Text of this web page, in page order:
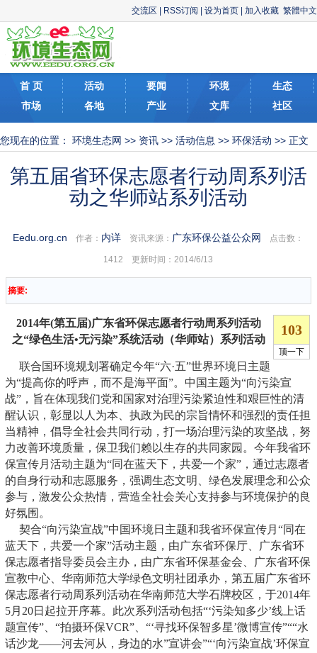
交流区 RSS订阅 设为首页 加入收藏 繁體中文
首 页 活动 要闻 环境
生态
市场
各地 产业 文库 社区
您现在的位置： 环境生态网 >> 资讯 >> 活动信息 >> 环保活动 >> 正文
第五届省环保志愿者行动周系列活
动之华师站系列活动
Eedu.org.cn 作者： 内详 资讯来源： 广东环保公益公众网 点击数：
1412 更新时间：2014/6/13
摘要:
2014年(第五届)广东省环保志愿者行动周系列活动
之“绿色生活•无污染”系统活动（华师站）系列活动
联合国环境规划署确定今年“六·五”世界环境日主题
为“提高你的呼声，而不是海平面”。中国主题为“向污染宣
战”，旨在体现我们党和国家对治理污染紧迫性和艰巨性的清
醒认识，彰显以人为本、执政为民的宗旨情怀和强烈的责任担
当精神，倡导全社会共同行动，打一场治理污染的攻坚战，努
力改善环境质量，保卫我们赖以生存的共同家园。今年我省环
保宣传月活动主题为“同在蓝天下，共爱一个家”，通过志愿者
的自身行动和志愿服务，强调生态文明、绿色发展理念和公众
参与，激发公众热情，营造全社会关心支持参与环境保护的良
好氛围。
契合“向污染宣战”中国环境日主题和我省环保宣传月“同在
蓝天下，共爱一个家”活动主题，由广东省环保厅、广东省环
保志愿者指导委员会主办，由广东省环保基金会、广东省环保
宣教中心、华南师范大学绿色文明社团承办，第五届广东省环
保志愿者行动周系列活动在华南师范大学石牌校区，于2014年
5月20日起拉开序幕。此次系列活动包括“‘污染知多少’线上话
题宣传”、“拍摄环保VCR”、“‘寻找环保智多星’微博宣传”““水
话沙龙——河去河从，身边的水”宣讲会”“‘向污染宣战’环保宣